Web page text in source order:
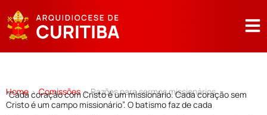
Home > Comissões > Razões para sermos missionários
“Cada coração com Cristo é um missionário. Cada coração sem
Cristo é um campo missionário”. O batismo faz de cada